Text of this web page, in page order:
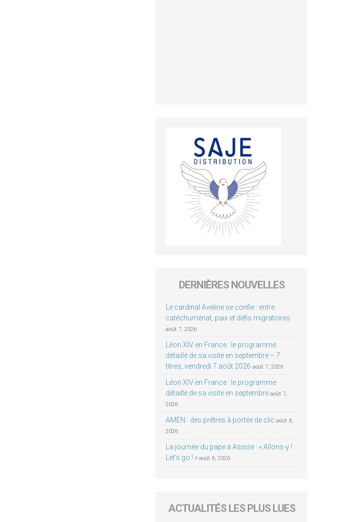
DERNIÈRES NOUVELLES
Le cardinal Aveline se confie : entre
catéchuménat, paix et défis migratoires
août 7, 2026
Léon XIV en France : le programme
détaillé de sa visite en septembre – 7
titres, vendredi 7 août 2026 août 7, 2026
Léon XIV en France : le programme
détaillé de sa visite en septembre août 7,
2026
AMEN : des prêtres à portée de clic août 6,
2026
La journée du pape à Assise : « Allons-y !
Let’s go ! » août 6, 2026
ACTUALITÉS LES PLUS LUES